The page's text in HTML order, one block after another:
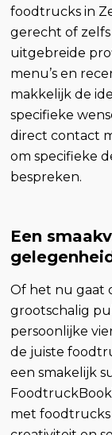
foodtrucks in
gerecht of
uitgebreide
menu’s en
makkelijk de
specifieke
direct contact
om specifieke
bespreken.
Een
Of het nu gaat
grootschalig
persoonlijke
de juiste
een smakelijk
met